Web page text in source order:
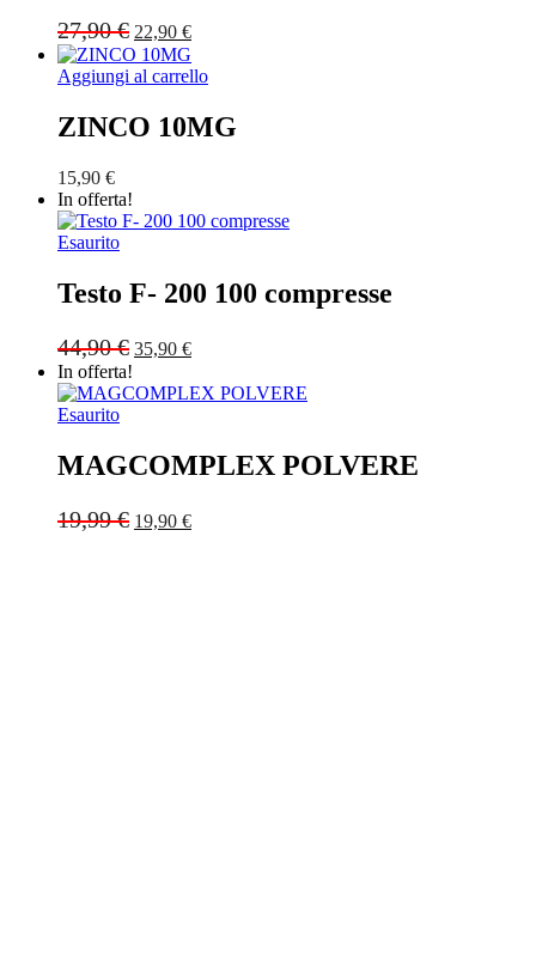
27,90€ Original
price
was:
27,90 €.
22,90 €Current
price
is:
22,90 €.
Aggiungi al carrello
ZINCO 10MG
15,90 €
In offerta!
Esaurito
Testo F- 200 100 compresse
44,90€ Original
price
was:
44,90 €.
35,90 €Current
price
is:
35,90 €.
In offerta!
Esaurito
MAGCOMPLEX POLVERE
19,99€ Original
price
19,90 €Current
price